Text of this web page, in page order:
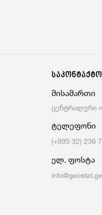
მისამართი
ცენტრალური
ტელეფონი
(+995 32) 236
ელ. ფოსტა
info@geostat.ge